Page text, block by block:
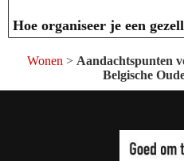
Hoe organiseer je een
Wonen > Aandachtspunten
Belgische